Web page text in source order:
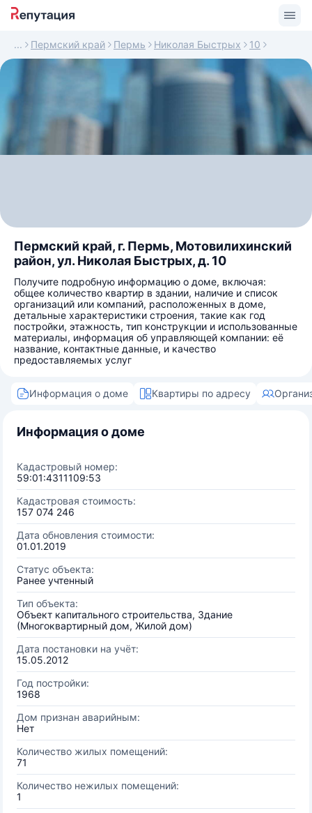
Пермский край Пермь Николая Быстрых 10
Пермский край, г. Пермь, Мотовилихинский
район, ул. Николая Быстрых, д. 10
Получите подробную информацию о доме, включая:
общее количество квартир в здании, наличие и список
организаций или компаний, расположенных в доме,
детальные характеристики строения, такие как год
постройки, этажность, тип конструкции и использованные
материалы, информация об управляющей компании: её
название, контактные данные, и качество
предоставляемых услуг
Информация о доме Квартиры по адресу
Информация о доме
Кадастровый номер:
59:01:4311109:53
Кадастровая стоимость:
157 074 246
Дата обновления стоимости:
01.01.2019
Статус объекта:
Ранее учтенный
Тип объекта:
Объект капитального строительства, Здание
(Многоквартирный дом, Жилой дом)
Дата постановки на учёт:
15.05.2012
Год постройки:
1968
Дом признан аварийным:
Нет
Количество жилых помещений:
71
Количество нежилых помещений:
1